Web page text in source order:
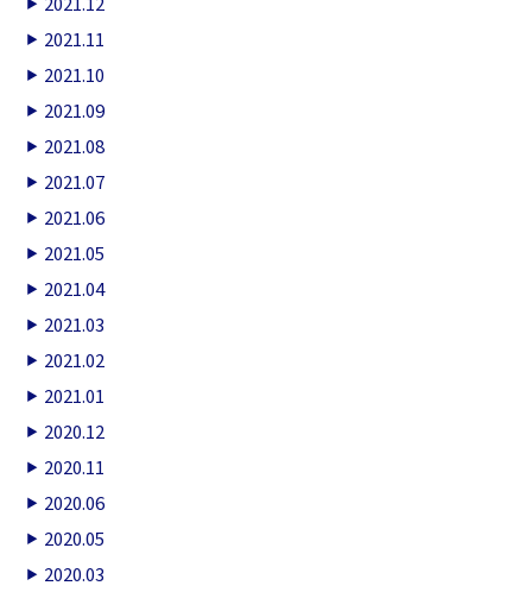
2021.11
2021.10
2021.09
2021.08
2021.07
2021.06
2021.05
2021.04
2021.03
2021.02
2021.01
2020.12
2020.11
2020.06
2020.05
2020.03